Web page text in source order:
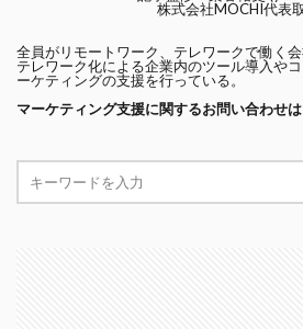
株式会社MOCHI代表
全員がリモートワーク、テレワークで働く会
テレワーク化による企業内のツール導入や
ーケティングの支援を行っている。
マーケティング支援に関するお問い合わせ